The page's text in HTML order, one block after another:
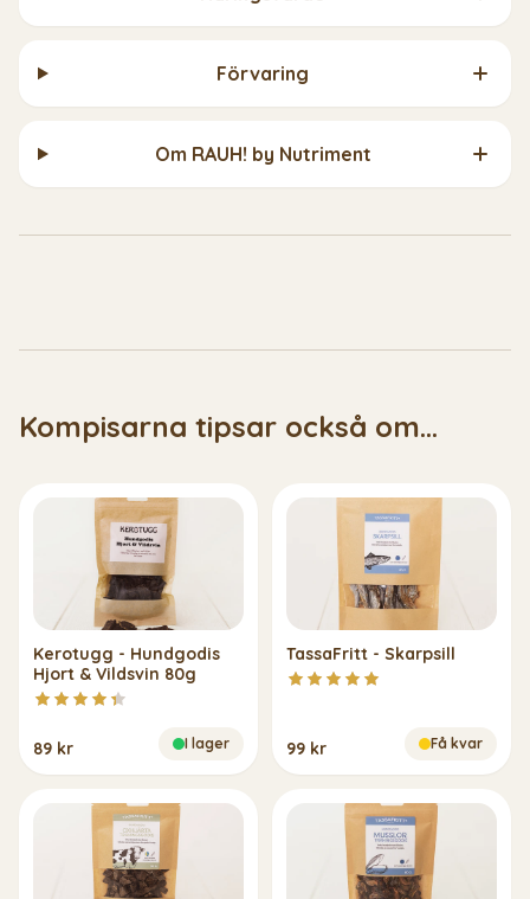
Förvaring
Om RAUH! by Nutriment
Kompisarna tipsar också om...
Kerotugg - Hundgodis
Hjort & Vildsvin 80g
89 kr I lager
TassaFritt - Skarpsill
99 kr Få kvar